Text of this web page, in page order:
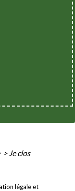
> Je clos
légale et